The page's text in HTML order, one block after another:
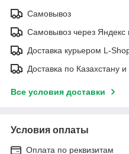
Самовывоз
Самовывоз через Яндекс
Доставка курьером L-
Доставка по Казахстану
Все условия доставки
Условия оплаты
Оплата по реквизитам